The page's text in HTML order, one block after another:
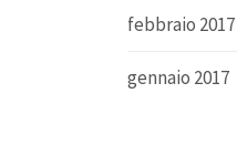
febbraio 2017
gennaio 2017